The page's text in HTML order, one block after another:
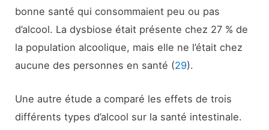
bonne santé qui consommaient peu ou pas
d’alcool. La dysbiose était présente chez 27 % de
la population alcoolique, mais elle ne l’était chez
aucune des personnes en santé (29).
Une autre étude a comparé les effets de trois
différents types d’alcool sur la santé intestinale.